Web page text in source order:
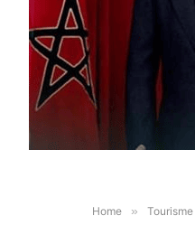
Home » Tourisme